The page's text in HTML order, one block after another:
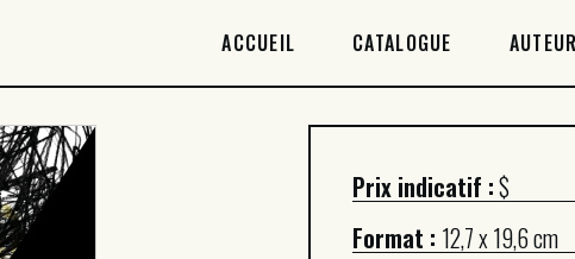
ACCUEIL CATALOGUE
CATALOGUE
AUTEURICES
Prix indicatif :$
Format : 12,7 x 19,6 cm